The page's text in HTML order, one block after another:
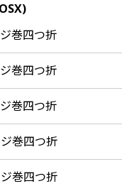
巻四つ折
巻四つ折
巻四つ折
巻四つ折
巻四つ折